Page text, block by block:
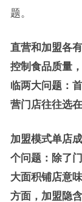
题。
直营和加盟各
控制食品质量
临两大问题：
营门店往往选
加盟模式单店
个问题：除了
大面积铺店意
方面，加盟隐